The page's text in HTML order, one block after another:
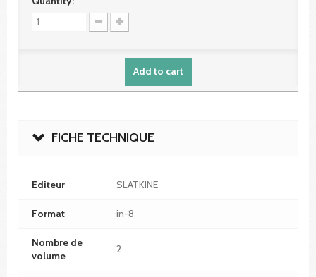
Add to cart
FICHE TECHNIQUE
Editeur SLATKINE
Format in-8
Nombre de
volume
2